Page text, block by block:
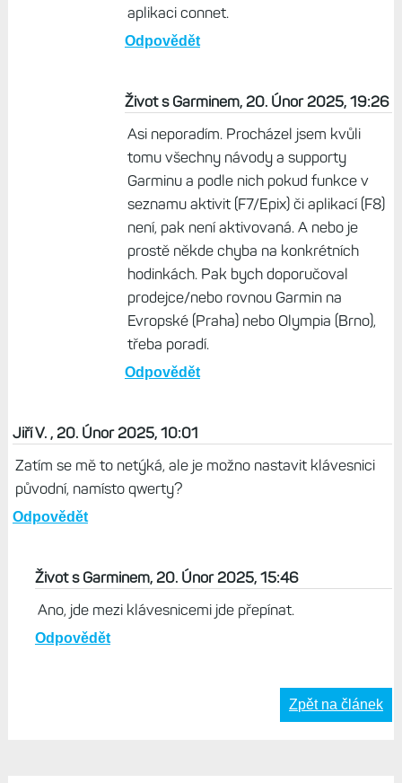
aplikaci connet.
Odpovědět
Život s Garminem, 20. Únor 2025, 19:26
Asi neporadím. Procházel jsem kvůli
tomu všechny návody a supporty
Garminu a podle nich pokud funkce v
seznamu aktivit (F7/Epix) či aplikací (F8)
není, pak není aktivovaná. A nebo je
prostě někde chyba na konkrétních
hodinkách. Pak bych doporučoval
prodejce/nebo rovnou Garmin na
Evropské (Praha) nebo Olympia (Brno),
třeba poradí.
Odpovědět
Jiří V. , 20. Únor 2025, 10:01
Zatím se mě to netýká, ale je možno nastavit klávesnici
původní, namísto qwerty?
Odpovědět
Život s Garminem, 20. Únor 2025, 15:46
Ano, jde mezi klávesnicemi jde přepínat.
Odpovědět
Zpět na článek